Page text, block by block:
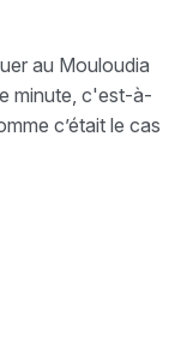
au Mouloudia
minute, c'est-à-
c’était le cas